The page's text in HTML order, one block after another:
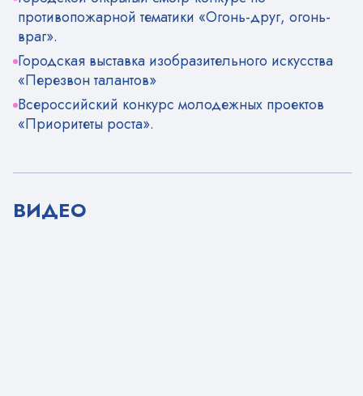
противопожарной тематики «Огонь-друг, огонь-
враг».
Городская выставка изобразительного искусства
«Перезвон талантов»
Всероссийский конкурс молодежных проектов
«Приоритеты роста».
ВИДЕО